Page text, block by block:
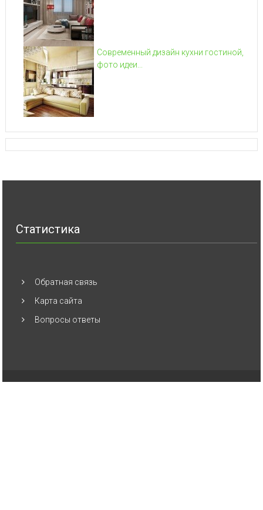
Современный дизайн кухни гостиной,
фото идеи...
Статистика
Обратная связь
Карта сайта
Вопросы ответы